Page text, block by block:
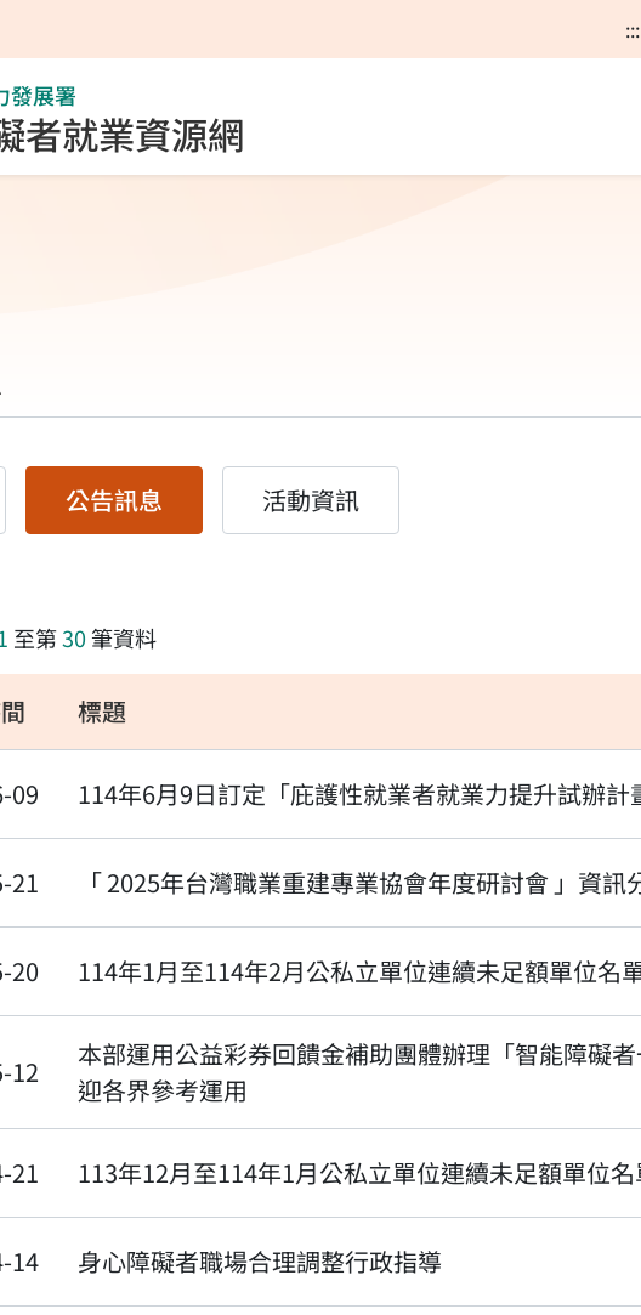
:::
發展署
者就業資源網
公告訊息 活動資訊
至第30 筆資料
標題
09 114年6月9日訂定「庇護性就業者就業力提升試辦計
21 「 2025年台灣職業重建專業協會年度研討會 」資訊
20 114年1月至114年2月公私立單位連續未足額單位名
12
本部運用公益彩券回饋金補助團體辦理「智能障礙
迎各界參考運用
21 113年12月至114年1月公私立單位連續未足額單位名
14 身心障礙者職場合理調整行政指導